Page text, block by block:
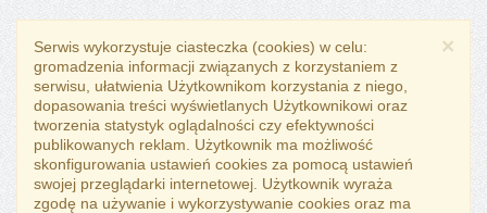
×
Serwis wykorzystuje ciasteczka (cookies) w celu:
gromadzenia informacji związanych z korzystaniem z
serwisu, ułatwienia Użytkownikom korzystania z niego,
dopasowania treści wyświetlanych Użytkownikowi oraz
tworzenia statystyk oglądalności czy efektywności
publikowanych reklam. Użytkownik ma możliwość
skonfigurowania ustawień cookies za pomocą ustawień
swojej przeglądarki internetowej. Użytkownik wyraża
zgodę na używanie i wykorzystywanie cookies oraz ma